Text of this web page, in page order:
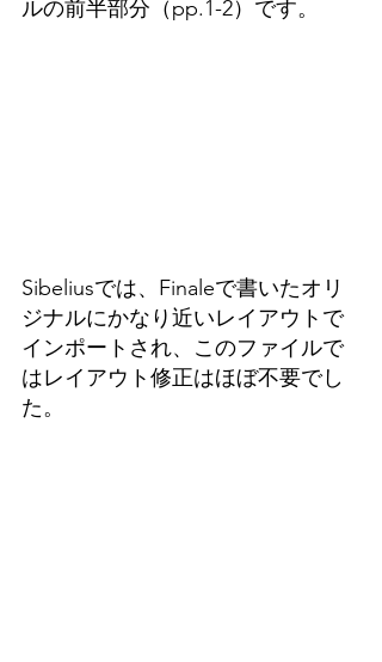
ルの前半部分（pp.1-2）です。
Sibeliusでは、Finaleで書いたオリ
ジナルにかなり近いレイアウトで
インポートされ、このファイルで
はレイアウト修正はほぼ不要でし
た。